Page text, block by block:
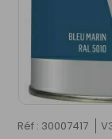
Réf : 30007417